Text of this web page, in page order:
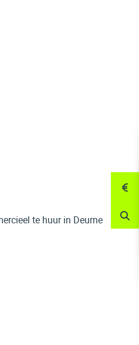
te huur in Deurne